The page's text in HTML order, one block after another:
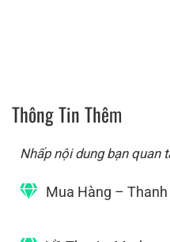
Thông Tin Thêm
Nhấp nội dung bạn quan
Mua Hàng –